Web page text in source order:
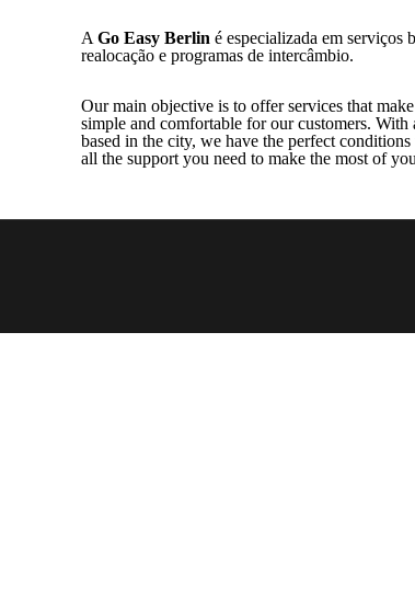
A Go Easy Berlin é especializada em serviços
realocação e programas de intercâmbio.
Our main objective is to offer services that
simple and comfortable for our customers. With
based in the city, we have the perfect
all the support you need to make the most of